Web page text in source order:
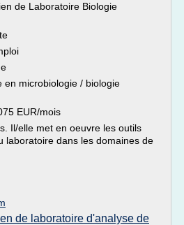
de Laboratoire Biologie
en microbiologie / biologie
EUR/mois
Il/elle met en oeuvre les outils
laboratoire dans les domaines de
de laboratoire d'analyse de